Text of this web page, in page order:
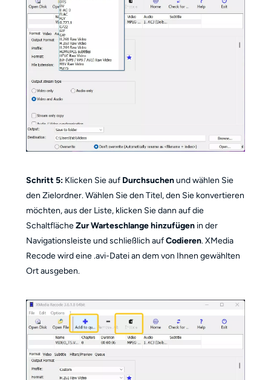
Schritt 5:Klicken Sie auf Durchsuchenund wählen Sie
den Zielordner. Wählen Sie den Titel, den Sie konvertieren
möchten, aus der Liste, klicken Sie dann auf die
SchaltflächeZur Warteschlange hinzufügenin der
Navigationsleiste und schließlich aufCodieren. XMedia
Recode wird eine .avi-Datei an dem von Ihnen gewählten
Ort ausgeben.